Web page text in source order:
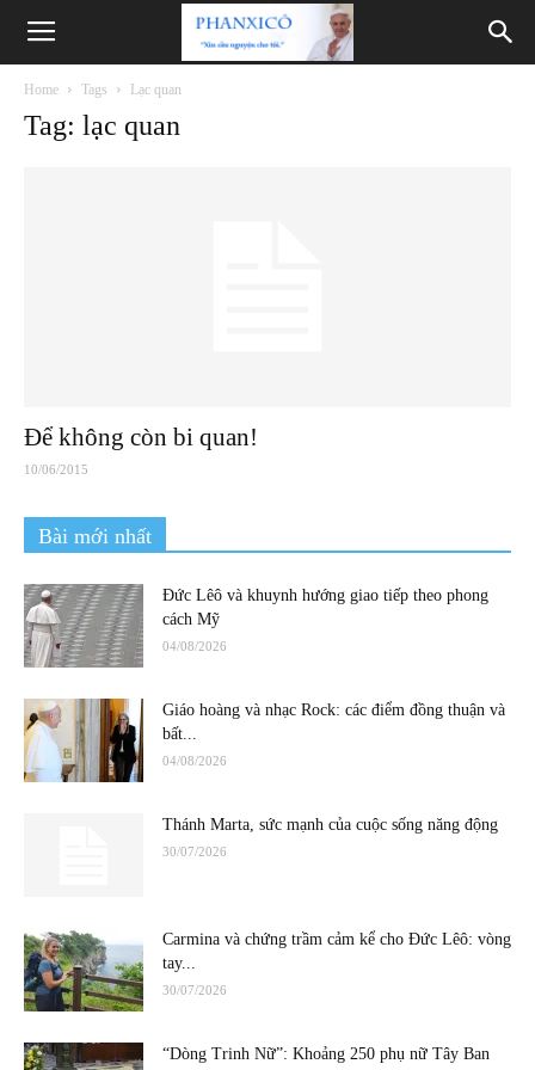
Phanxicô
Home Tags Lạc quan
Tag: lạc quan
Để không còn bi quan!
10/06/2015
Bài mới nhất
Đức Lêô và khuynh hướng giao tiếp theo phong
cách Mỹ
04/08/2026
Giáo hoàng và nhạc Rock: các điểm đồng thuận và
bất...
04/08/2026
Thánh Marta, sức mạnh của cuộc sống năng động
30/07/2026
Carmina và chứng trầm cảm kể cho Đức Lêô: vòng
tay...
30/07/2026
“Dòng Trinh Nữ”: Khoảng 250 phụ nữ Tây Ban